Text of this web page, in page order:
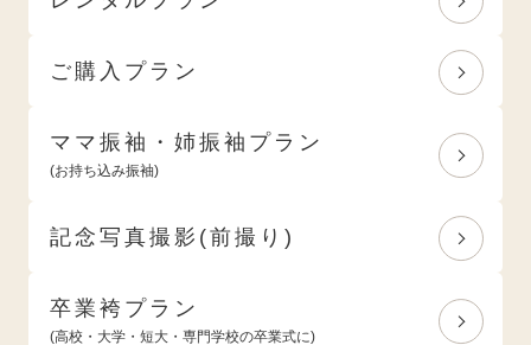
ご購入プラン
ママ振袖・姉振袖プラン
(お持ち込み振袖)
記念写真撮影(前撮り)
卒業袴プラン
(高校・大学・短大・専門学校の卒業式に)